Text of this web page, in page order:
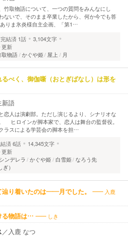
竹取物語について、一つの質問をみんなにし
ないで、そのまま卒業したから、何か今でも答
りま氷炎様自主企画、「第1…
完結済 1話
3,104文字
更新
取物語 かぐや姫 屋上 月
べく、御伽噺（おとぎばなし）は形を
新語
恋人は演劇部。ただし演じるより、シナリオな
ヒロインが脚本家で、恋人は舞台の監督役。
ラスによる学芸会の脚本を担…
済6話
14,345文字
更新
シンデレラ かぐや姫 白雪姫 なろう先
）
辿り着いたのは――月でした。
入鹿
る物語は… しき
／ 入鹿 なつ